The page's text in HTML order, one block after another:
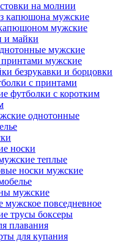
на молнии
капюшона мужские
мужские
и майки
мужские
мужские
безрукавки и борцовки
с принтами
футболки с коротким
однотонные
носки
теплые
носки мужские
мужские
мужское повседневное
трусы боксеры
плавания
для купания